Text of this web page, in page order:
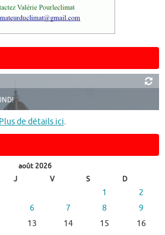
Plus de détails ici.
août 2026
J V S D
1
2
6 7 8
9
13 14 15
16